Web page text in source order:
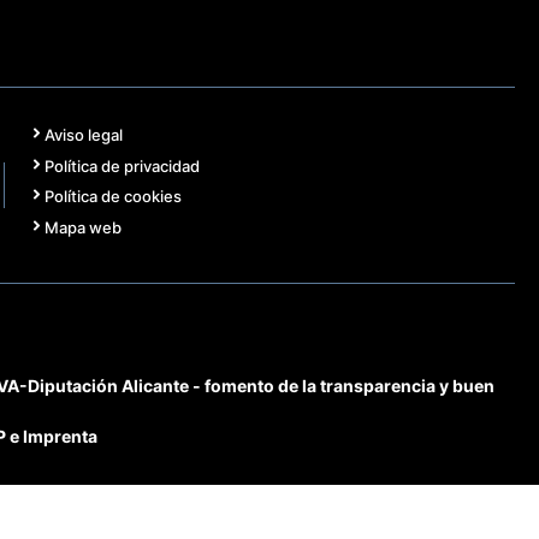
Aviso legal
Política de privacidad
Política de cookies
Mapa web
Diputación Alicante - fomento de la transparencia y buen
e Imprenta